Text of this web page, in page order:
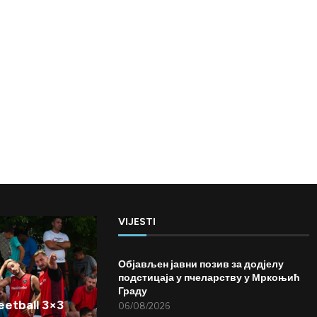
3×3
VIJESTI
Објављен јавни позив за додјелу
подстицаја у пчеларству у Мркоњић
Граду
06/08/2026